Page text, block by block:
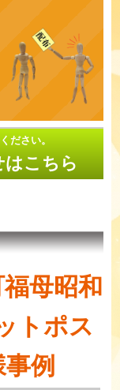
ださい。
こちら
母昭和
トポス
例